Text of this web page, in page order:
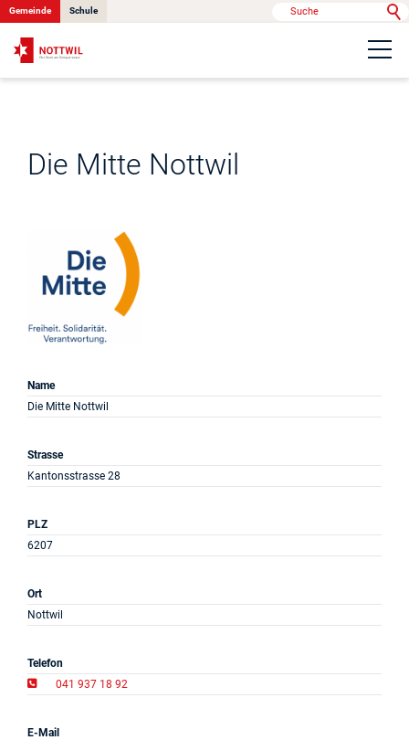
Politik & Verwaltung
Kontakt
Gemeinde Schule
Anlässe
Log in
Die Mitte Nottwil
Name
Die Mitte Nottwil
Strasse
Kantonsstrasse 28
PLZ
6207
Ort
Nottwil
Telefon
041 937 18 92
E-Mail